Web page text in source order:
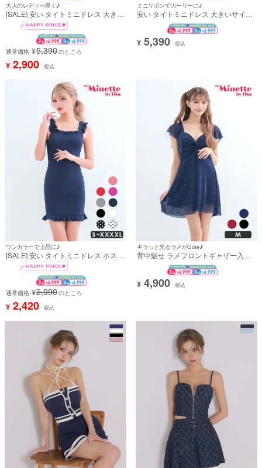
大人のレディへ導く♪
[SALE] 安い タイトミニドレス 大きい
サイズ 大人 ノースリーブ 上品 ストレ
ッチ ウエストゴールドチャーム (ちぴ
たん着用)
通常価格 ¥5,390のところ
¥ 2,900 税込
ミニリボンでガーリーに♪
安い タイトミニドレス 大きいサイズ
キャミソール リボン プチプラ (ちぴ
たん着用)
¥ 5,390 税込
ワンカラーで上品に♪
[SALE] 安い タイトミニドレス ホステ
ス 大きいサイズ シンプル 大人 ノース
リーブ ストレッチ ブラジャーのまま
(林姫奈妙着用)
通常価格 ¥2,990のところ
¥ 2,420 税込
キラっと光るラメがCute♪
背中魅せ ラメフロントギャザー入り
フリル袖半袖フレアミニドレス (斉藤
らな着用)
¥ 4,900 税込